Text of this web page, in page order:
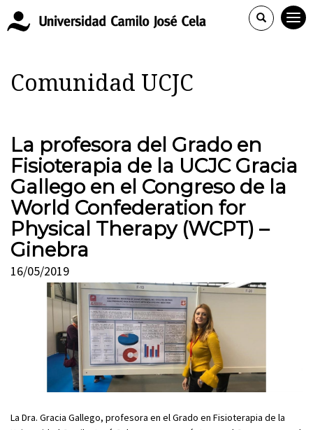
Comunidad UCJC
La profesora del Grado en
Fisioterapia de la UCJC Gracia
Gallego en el Congreso de la
World Confederation for
Physical Therapy (WCPT) –
Ginebra
16/05/2019
La Dra. Gracia Gallego, profesora en el Grado en Fisioterapia de la